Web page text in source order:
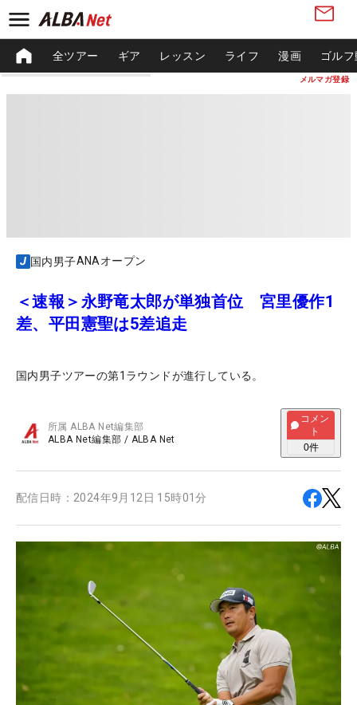
メルマガ登録
全ツアー ギア レッスン ライフ 漫画 ゴル
国内男子ANAオープン
＜速報＞永野竜太郎が単独首位 宮里優作1
差、平田憲聖は5差追走
国内男子ツアーの第1ラウンドが進行している。
所属ALBA Net編集部
ALBA Net編集部 / ALBA Net
コメン
ト
0件
配信日時： 2024年9月12日 15時01分